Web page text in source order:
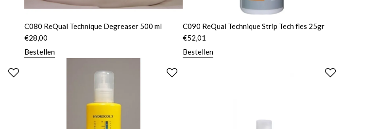
C080 ReQual Technique Degreaser 500 ml
€28,00
Bestellen
C090 ReQual Technique Strip Tech fles 25gr
€52,01
Bestellen